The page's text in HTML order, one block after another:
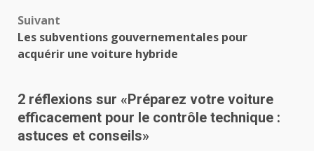
Suivant
Les subventions gouvernementales pour
acquérir une voiture hybride
2 réflexions sur «Préparez votre voiture
efficacement pour le contrôle technique :
astuces et conseils»